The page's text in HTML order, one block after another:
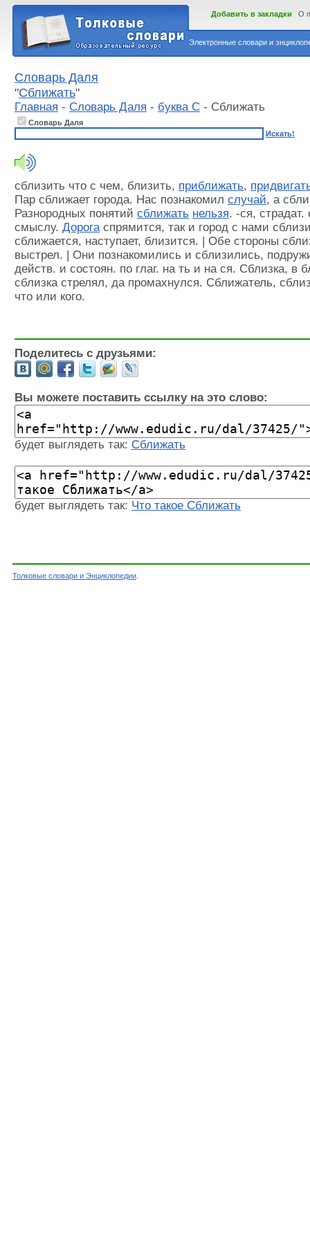
Электронные словари и
Добавить в закладки О
Словарь Даля
"Сближать"
Главная - Словарь Даля - буква С - Сближать
Словарь Даля
Искать!
сблизить что с чем, близить, приближать,
Пар сближает города. Нас познакомил случай, а
Разнородных понятий сближать нельзя. -ся,
смыслу. Дорогаспрямится, так и город с нами
сближается, наступает, близится. | Обе стороны
выстрел. | Они познакомились и сблизились,
действ. и состоян. по глаг. на ть и на ся. Сблизка, в
сблизка стрелял, да промахнулся. Сближатель,
что или кого.
Поделитесь с друзьями:
Вы можете поставить ссылку на это слово:
будет выглядеть так: Сближать
будет выглядеть так: Что такое Сближать
Толковые словари и Энциклопедии